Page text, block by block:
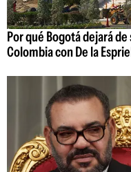
Por qué Bogotá dejará
Colombia con De la